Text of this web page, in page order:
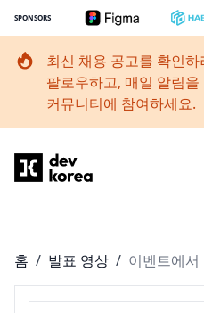
SPONSORS
최신 채용 공고를 확인하
팔로우하고, 매일 알림을
커뮤니티에 참여하세요.
Dev Korea
홈 / 발표 영상 /